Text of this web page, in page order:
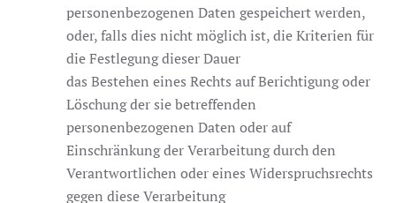
personenbezogenen Daten gespeichert werden,
oder, falls dies nicht möglich ist, die Kriterien für
die Festlegung dieser Dauer
das Bestehen eines Rechts auf Berichtigung oder
Löschung der sie betreffenden
personenbezogenen Daten oder auf
Einschränkung der Verarbeitung durch den
Verantwortlichen oder eines Widerspruchsrechts
gegen diese Verarbeitung